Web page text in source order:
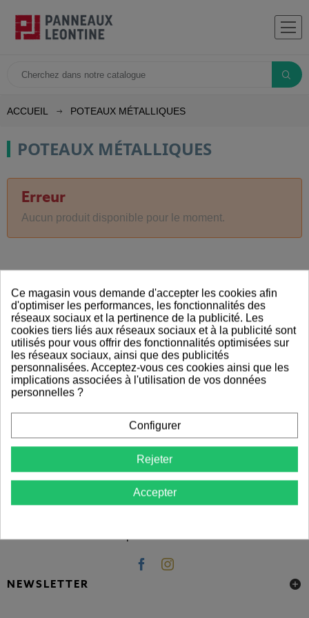
ACCUEIL POTEAUX MÉTALLIQUES
POTEAUX MÉTALLIQUES
Erreur
Aucun produit disponible pour le moment.
Panneaux Leontine est le spécialiste des panneaux de
coffrage et bois de réemploi.
Nous disposons d'un large stock incluant des panneaux et
planches de différentes essences de bois, et nous vous
NEWSLETTER
Ce magasin vous demande d'accepter les cookies afin
d'optimiser les performances, les fonctionnalités des
réseaux sociaux et la pertinence de la publicité. Les
cookies tiers liés aux réseaux sociaux et à la publicité sont
utilisés pour vous offrir des fonctionnalités optimisées sur
les réseaux sociaux, ainsi que des publicités
personnalisées. Acceptez-vous ces cookies ainsi que les
implications associées à l'utilisation de vos données
personnelles ?
Configurer
Rejeter
Accepter